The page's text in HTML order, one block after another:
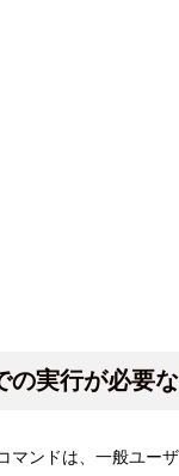
の実行が必要
マンドは、一般ユー